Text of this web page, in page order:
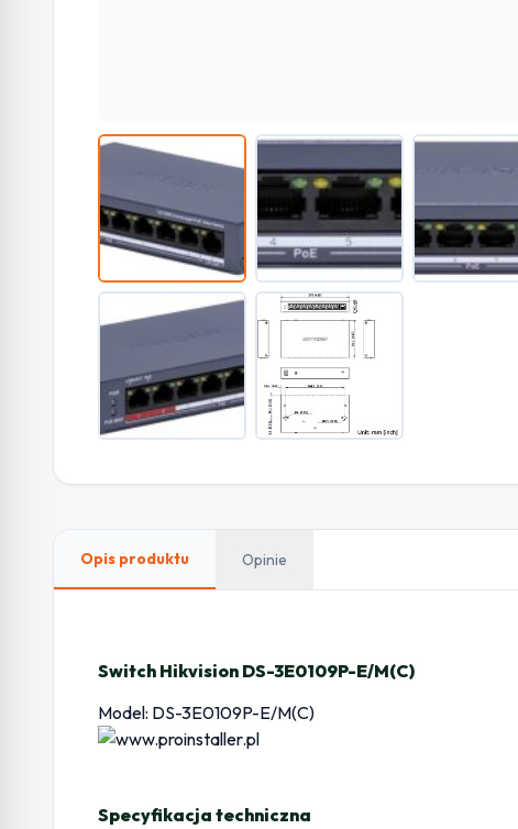
Opis produktu Opinie
Switch Hikvision DS-3E0109P-E/M(C)
Model: DS-3E0109P-E/M(C)
Specyfikacja techniczna